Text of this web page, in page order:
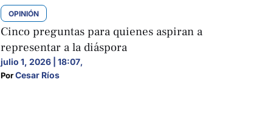
OPINIÓN
Cinco preguntas para quienes aspiran a
representar a la diáspora
julio 1, 2026 | 18:07,
Por Cesar Ríos